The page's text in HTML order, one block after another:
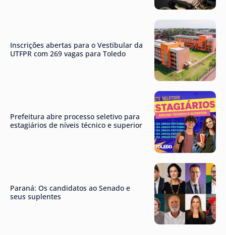
Inscrições abertas para o Vestibular da
UTFPR com 269 vagas para Toledo
Prefeitura abre processo seletivo para
estagiários de níveis técnico e superior
Paraná: Os candidatos ao Senado e
seus suplentes